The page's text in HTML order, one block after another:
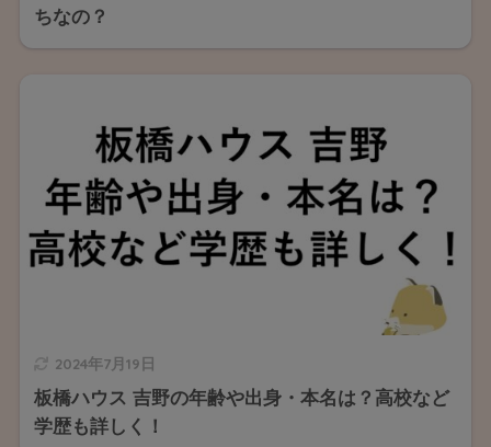
ちなの？
2024年7月19日
板橋ハウス 吉野の年齢や出身・本名は？高校など
学歴も詳しく！